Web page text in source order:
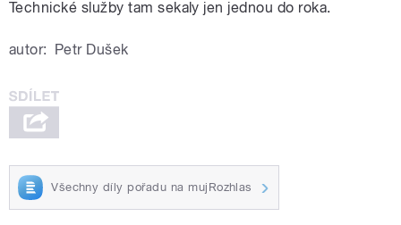
Technické služby tam sekaly jen jednou do roka.
autor: Petr Dušek
Všechny díly pořadu na mujRozhlas